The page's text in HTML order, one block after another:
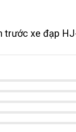
trước xe đạp